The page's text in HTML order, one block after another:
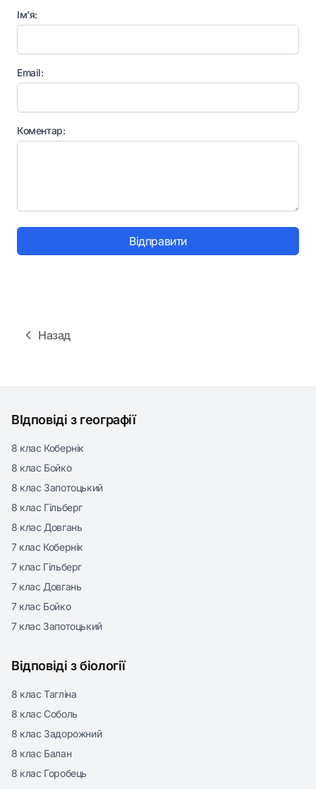
Ім'я:
Email:
Коментар:
Відправити
Назад
ВІдповіді з географії
8 клас Кобернік
8 клас Бойко
8 клас Запотоцький
8 клас Гільберг
8 клас Довгань
7 клас Кобернік
7 клас Гільберг
7 клас Довгань
7 клас Бойко
7 клас Запотоцький
Відповіді з біології
8 клас Тагліна
8 клас Соболь
8 клас Задорожний
8 клас Балан
8 клас Горобець